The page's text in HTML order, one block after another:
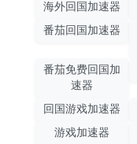
海外回国加速器
番茄回国加速器
番茄免费回国加
速器
回国游戏加速器
游戏加速器